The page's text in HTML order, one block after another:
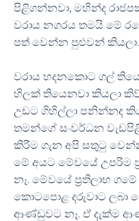
පිළිගන්නවා, මහින්ද
වරාය නගරය තමයි මේ
පත් වෙන්න පුළුවන් කියලා.
​වරාය හදනකොට ගල්
හිලක් තියෙනවා කියලා
උඩට ගිහිල්ලා පනින්නද
තමන්ගේ සංවර්ධන
කිරීම ගැන අපි සතුටු
මේ අයට මේවයේ උපරිම
නෑ. මේවයේ ප්‍රතිලාභ
කොටපොළ දරුවාට ලබා
ආණ්ඩුවට නෑ. ඒ දැක්ම